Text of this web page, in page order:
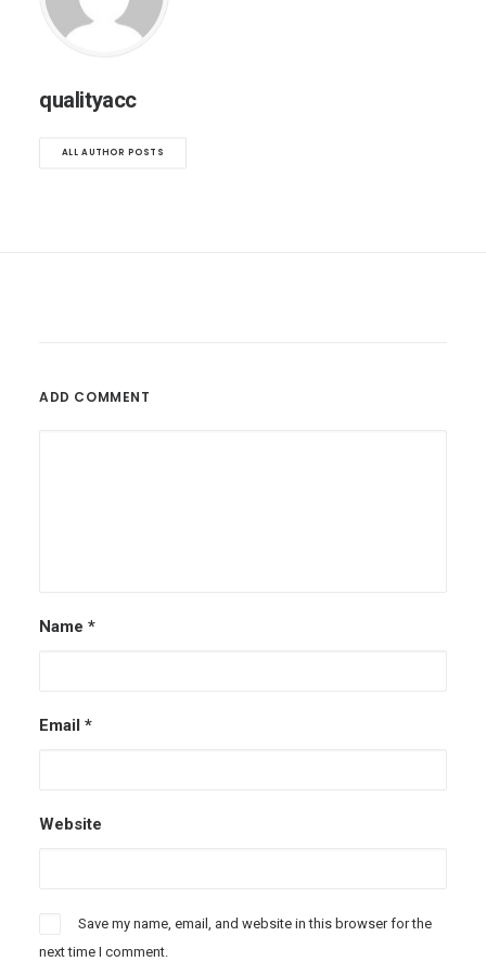
qualityacc
ALL AUTHOR POSTS
ADD COMMENT
Name *
Email *
Website
Save my name, email, and website in this browser for the
next time I comment.